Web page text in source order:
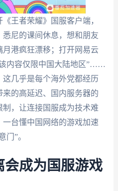
王者荣耀》国服客户端，
尼的课间休息，想和朋友
港疯狂漂移；打开网易云
内容仅限中国大陆地区”……
这几乎是每个海外党都经历
的高延迟、国内服务器的
，让连接国服成为技术难
台懂中国网络的游戏加速
门”。
会成为国服游戏